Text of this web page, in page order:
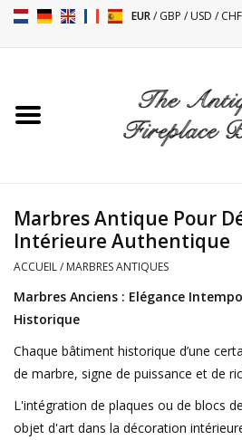
EUR/GBP /USD /CHF
Cheminées Antiques
Poêles
Tables
Objets Anciens et Vintage
Aménagement Extérieur
Marbres Antique Pour
Intérieure Authentique
ACCUEIL/ MARBRES ANTIQUES
Marbres Anciens : Elégance
Historique
Chaque bâtiment historique d’une
de marbre, signe de puissance et de
L'intégration de plaques ou de blocs
objet d'art dans la décoration